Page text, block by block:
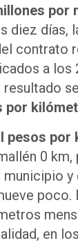
por
diez días,
contrato
a
por
pesos por
0
y
poco.
en